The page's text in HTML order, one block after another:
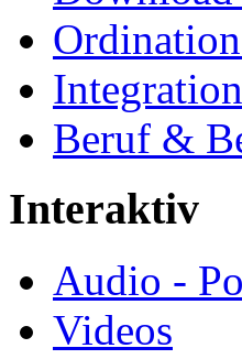
Beruf &
Interaktiv
Audio -
Videos